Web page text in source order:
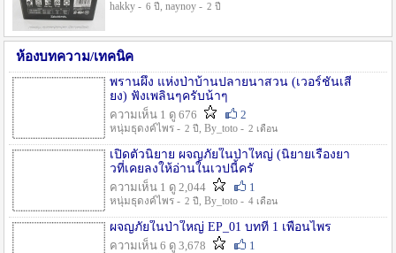
hakky - 6 ปี , naynoy - 2 ปี
ห้องบทความ/เทคนิค
พรานผึ้ง แห่งป่าบ้านปลายนาสวน (เวอร์ชั่นเสี
ยง) ฟังเพลินๆครับน้าๆ
ความเห็น 1 ดู 676
2
หนุ่มธุดงค์ไพร - 2 ปี , By_toto - 2 เดือน
เปิดตัวนิยาย ผจญภัยในป่าใหญ่ (นิยายเรื่องยา
วที่เคยลงให้อ่านในเวปนี้ครั
ความเห็น 1 ดู 2,044
1
หนุ่มธุดงค์ไพร - 2 ปี , By_toto - 4 เดือน
ผจญภัยในป่าใหญ่ EP_01 บทที่ 1 เพื่อนไพร
ความเห็น 6 ดู 3,678
1